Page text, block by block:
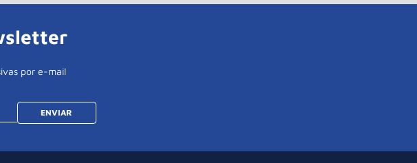
por e-mail
ENVIAR